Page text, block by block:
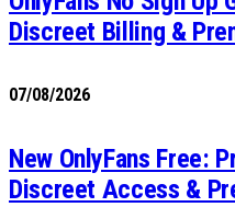
Discreet Billing &
07/08/2026
New OnlyFans Free:
Discreet Access &